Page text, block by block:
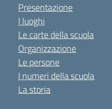
Presentazione
I luoghi
Le carte della scuola
Organizzazione
Le persone
I numeri della scuola
La storia